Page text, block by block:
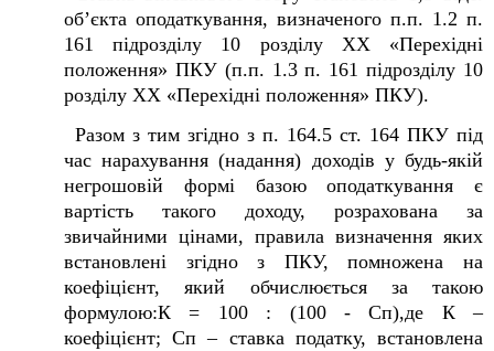
об’єкта оподаткування, визначеного п.п. 1.2 п.
161 підрозділу 10 розділу XX «Перехідні
положення» ПКУ (п.п. 1.3 п. 161 підрозділу 10
розділу XX «Перехідні положення» ПКУ).
Разом з тим згідно з п. 164.5 ст. 164 ПКУ під
час нарахування (надання) доходів у будь-якій
негрошовій формі базою оподаткування є
вартість такого доходу, розрахована за
звичайними цінами, правила визначення яких
встановлені згідно з ПКУ, помножена на
коефіцієнт, який обчислюється за такою
формулою:К = 100 : (100 - Сп),де К –
коефіцієнт; Сп – ставка податку, встановлена